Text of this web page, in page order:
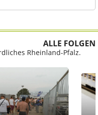
ALLE FOLGEN
Rheinland-Pfalz.